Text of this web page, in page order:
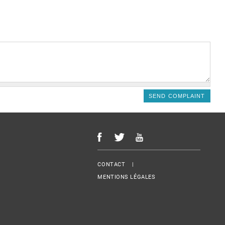
Menu Footer
CONTACT
MENTIONS LÉGALES